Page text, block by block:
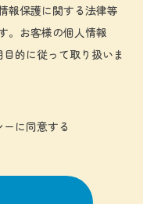
報保護に関する法律等
。お客様の個人情報
的に従って取り扱いま
に同意する